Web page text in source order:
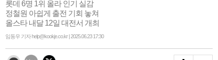
롯데 6명 1위 올라 인기 실감
정철원 아쉽게 출전 기회 놓쳐
올스타 내달 12일 대전서 개최
임동우 기자 help@kookje.co.kr | 2025.06.23 17:30